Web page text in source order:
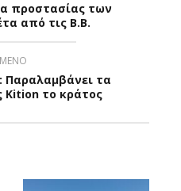
προστασίας των
από τις Β.Β.
Παραλαμβάνει τα
Kition το κράτος